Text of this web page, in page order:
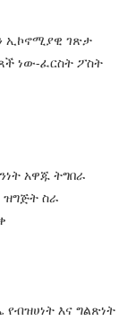
ኢኮኖሚያዊ ገጽታ
ነው-ፈርስት ፖስት
አዋጁ ትግበራ
ስራ
የብዝሀነት እና ግልጽነት